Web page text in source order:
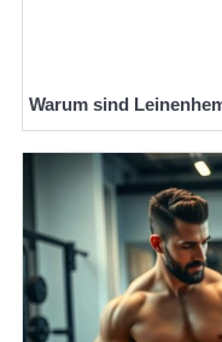
Warum sind